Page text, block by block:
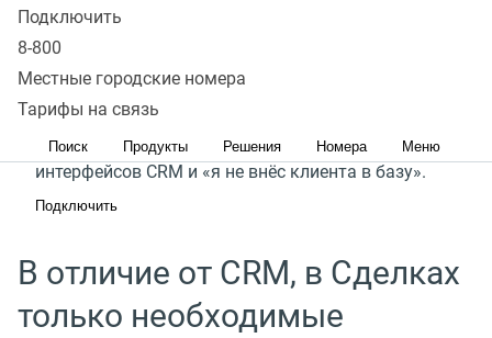
Подключить
8-800
Местные городские номера
Тарифы на связь
Поиск Продукты Решения Номера Меню
Сделки MANGO OFFICE – простой способ навести
порядок в управлении продажами. Он добавляет
клиентов в базу, обзванивает их и ведёт воронку
продаж. Больше никаких сложных
интерфейсов CRM и «я не внёс клиента в базу».
Подключить
В отличие от CRM, в Сделках
только необходимые